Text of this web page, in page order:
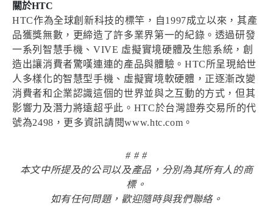
關於HTC
HTC作為全球創新科技的標竿，自1997成立以來，其產
品獲獎無數，更締造了許多業界第一的紀錄。透過研發
一系列智慧手機、VIVE 虛擬實境硬體及生態系統，創
造出讓消費者驚嘆連連的產品與體驗。HTC所呈現給世
人多樣化的智慧型手機、虛擬實境軟硬體，正逐漸改變
消費者和企業認識這個的世界並與之互動的方式，但其
影響力及潛力將遠超乎此。HTC於台灣證券交易所的代
號為2498，更多資訊請閱www.htc.com。
# # #
本文中所提及的公司以及產品，分別為其所有人的商
標。
如有任何問題，歡迎隨時與我們聯絡。